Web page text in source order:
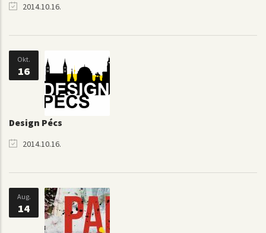
2014.10.16.
Okt.
16
Design Pécs
2014.10.16.
Aug.
14